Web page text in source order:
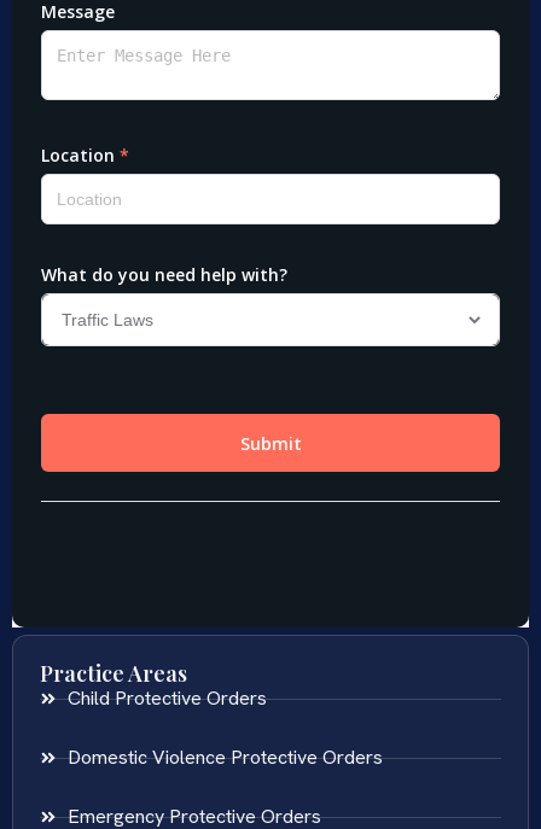
Practice Areas
Child Protective Orders
Domestic Violence Protective Orders
Emergency Protective Orders